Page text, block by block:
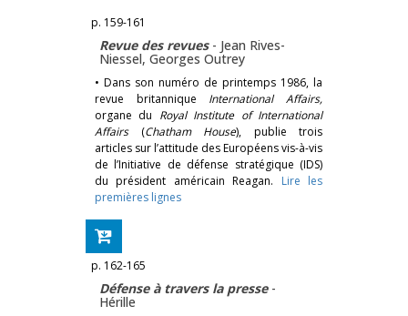
p. 159-161
Revue des revues - Jean Rives-
Niessel, Georges Outrey
• Dans son numéro de printemps 1986, la
revue britannique International Affairs,
organe du Royal Institute of International
Affairs(Chatham House), publie trois
articles sur l’attitude des Européens vis-à-vis
de l’Initiative de défense stratégique (IDS)
du président américain Reagan. Lire les
premières lignes
p. 162-165
Défense à travers la presse -
Hérille